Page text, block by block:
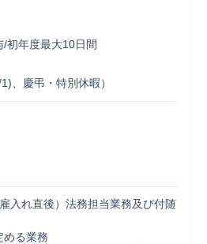
/初年度最大10日間
、慶弔・特別休暇）
入れ直後）法務担当業務及び付随
める業務